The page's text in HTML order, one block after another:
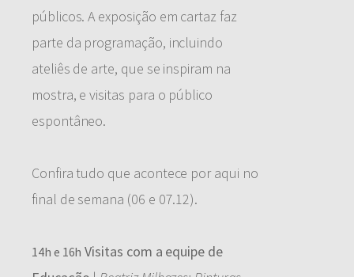
públicos. A exposição em cartaz faz
parte da programação, incluindo
ateliês de arte, que se inspiram na
mostra, e visitas para o público
espontâneo.
Confira tudo que acontece por aqui no
final de semana (06 e 07.12).
14h e 16h Visitas com a equipe de